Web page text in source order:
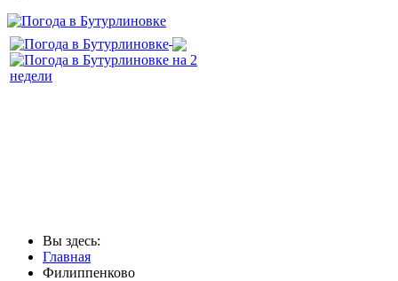
Вы здесь:
Главная
Филиппенково